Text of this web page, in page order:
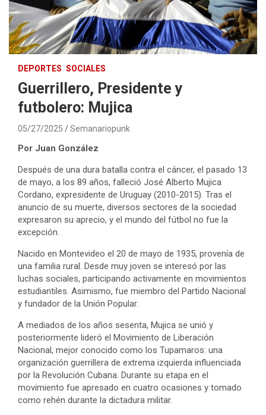
DEPORTES SOCIALES
Guerrillero, Presidente y
futbolero: Mujica
05/27/2025 Semanariopunk
Por Juan González
Después de una dura batalla contra el cáncer, el pasado 13
de mayo, a los 89 años, falleció José Alberto Mujica
Cordano, expresidente de Uruguay (2010-2015). Tras el
anuncio de su muerte, diversos sectores de la sociedad
expresaron su aprecio, y el mundo del fútbol no fue la
excepción.
Nacido en Montevideo el 20 de mayo de 1935, provenía de
una familia rural. Desde muy joven se interesó por las
luchas sociales, participando activamente en movimientos
estudiantiles. Asimismo, fue miembro del Partido Nacional
y fundador de la Unión Popular.
A mediados de los años sesenta, Mujica se unió y
posteriormente lideró el Movimiento de Liberación
Nacional, mejor conocido como los Tupamaros: una
organización guerrillera de extrema izquierda influenciada
por la Revolución Cubana. Durante su etapa en el
movimiento fue apresado en cuatro ocasiones y tomado
como rehén durante la dictadura militar.